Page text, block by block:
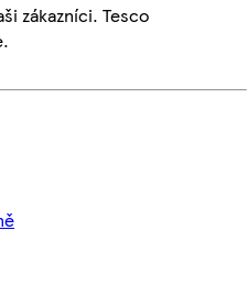
zákazníci. Tesco